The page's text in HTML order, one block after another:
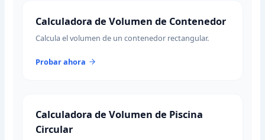
Calculadora de Volumen de Contenedor
Calcula el volumen de un contenedor rectangular.
Probar ahora
Calculadora de Volumen de Piscina
Circular